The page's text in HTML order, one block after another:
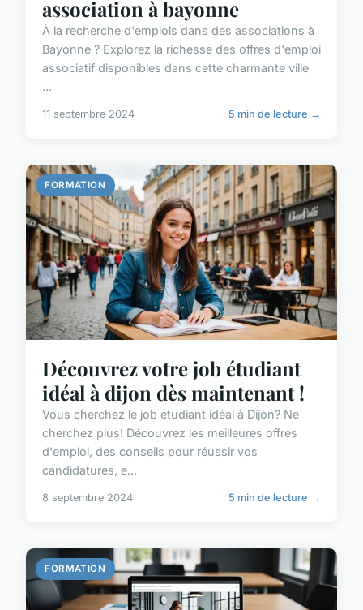
association à bayonne
À la recherche d'emplois dans des associations à
Bayonne ? Explorez la richesse des offres d'emploi
associatif disponibles dans cette charmante ville
...
11 septembre 2024 5 min de lecture →
FORMATION
Découvrez votre job étudiant
idéal à dijon dès maintenant !
Vous cherchez le job étudiant idéal à Dijon? Ne
cherchez plus! Découvrez les meilleures offres
d'emploi, des conseils pour réussir vos
candidatures, e...
8 septembre 2024 5 min de lecture →
FORMATION